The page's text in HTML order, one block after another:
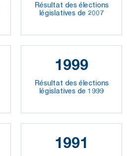
Résultat des élections
législatives de 2007
1999
Résultat des élections
législatives de 1999
1991